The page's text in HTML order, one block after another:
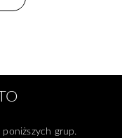
grup.